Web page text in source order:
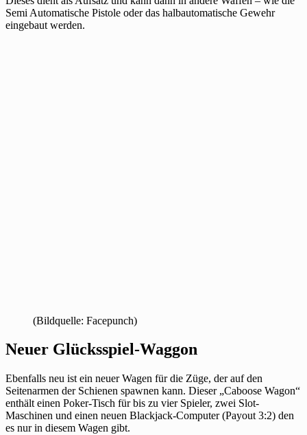
Semi Automatische Pistole oder das halbautomatische Gewehr
eingebaut werden.
(Bildquelle: Facepunch)
Neuer Glücksspiel-Waggon
Ebenfalls neu ist ein neuer Wagen für die Züge, der auf den
Seitenarmen der Schienen spawnen kann. Dieser „Caboose Wagon“
enthält einen Poker-Tisch für bis zu vier Spieler, zwei Slot-
Maschinen und einen neuen Blackjack-Computer (Payout 3:2) den
es nur in diesem Wagen gibt.